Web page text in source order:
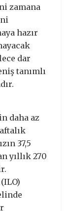
zamana
hazır
dar
tanımlı
daha az
37,5
yıllık 270